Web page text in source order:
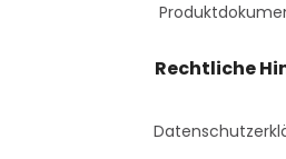
Rechtliche